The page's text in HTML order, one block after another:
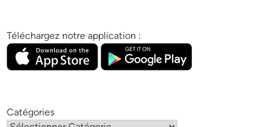
Téléchargez notre application :
Catégories